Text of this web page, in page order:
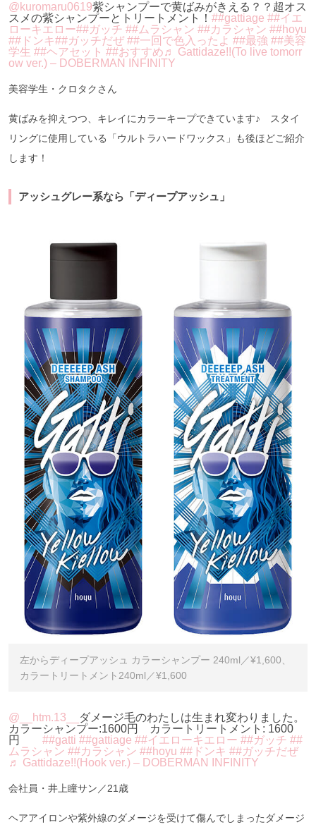
@kuromaru0619紫シャンプーで黄ばみがきえる？？超オス
スメの紫シャンプーとトリートメント！ ##gattiage ##イエ
ローキエロー##ガッチ ##ムラシャン ##カラシャン ##hoyu
##ドンキ##ガッチだぜ ##一回で色入ったよ ##最強 ##美容
学生 ##ヘアセット ##おすすめ♬ Gattidaze!!(To live tomorr
ow ver.) – DOBERMAN INFINITY
美容学生・クロタクさん
黄ばみを抑えつつ、キレイにカラーキープできています♪ スタイ
リングに使用している「ウルトラハードワックス」も後ほどご紹介
します！
アッシュグレー系なら「ディープアッシュ」
左からディープアッシュ カラーシャンプー 240ml／¥1,600、
カラートリートメント240ml／¥1,600
@__htm.13__
ダメージ毛のわたしは生まれ変わりました。
カラーシャンプー:1600円 カラートリートメント: 1600
円 ##gatti ##gattiage ##イエローキエロー ##ガッチ ##
ムラシャン ##カラシャン ##hoyu ##ドンキ ##ガッチだぜ
♬ Gattidaze!!(Hook ver.) – DOBERMAN INFINITY
会社員・井上瞳サン／21歳
ヘアアイロンや紫外線のダメージを受けて傷んでしまったダメージ